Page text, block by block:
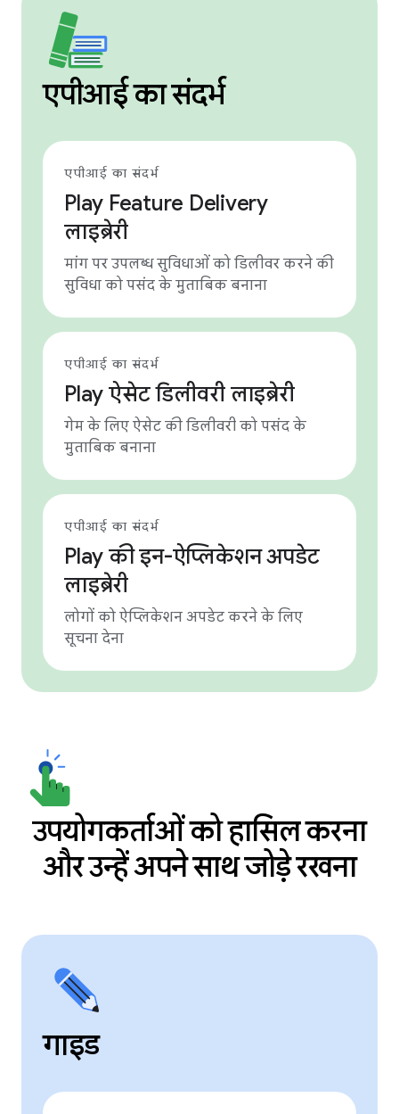
एपीआई का संदर्भ
एपीआई का संदर्भ
Play Feature Delivery
लाइब्रेरी
मांग पर उपलब्ध सुविधाओं को डिलीवर करने की
सुविधा को पसंद के मुताबिक बनाना
एपीआई का संदर्भ
Play ऐसेट डिलीवरी लाइब्रेरी
गेम के लिए ऐसेट की डिलीवरी को पसंद के
मुताबिक बनाना
एपीआई का संदर्भ
Play की इन-ऐप्लिकेशन अपडेट
लाइब्रेरी
लोगों को ऐप्लिकेशन अपडेट करने के लिए
सूचना देना
उपयोगकर्ताओं को हासिल करना
और उन्हें अपने साथ जोड़े रखना
गाइड